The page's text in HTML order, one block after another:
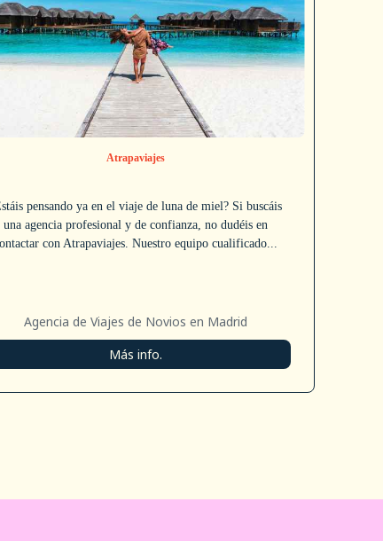
Atrapaviajes
pensando ya en el viaje de luna de miel? Si buscáis
una agencia profesional y de confianza, no dudéis en
con Atrapaviajes. Nuestro equipo cualificado...
Agencia de Viajes de Novios en Madrid
Más info.